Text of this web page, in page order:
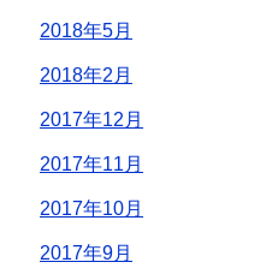
2018年5月
2018年2月
2017年12月
2017年11月
2017年10月
2017年9月